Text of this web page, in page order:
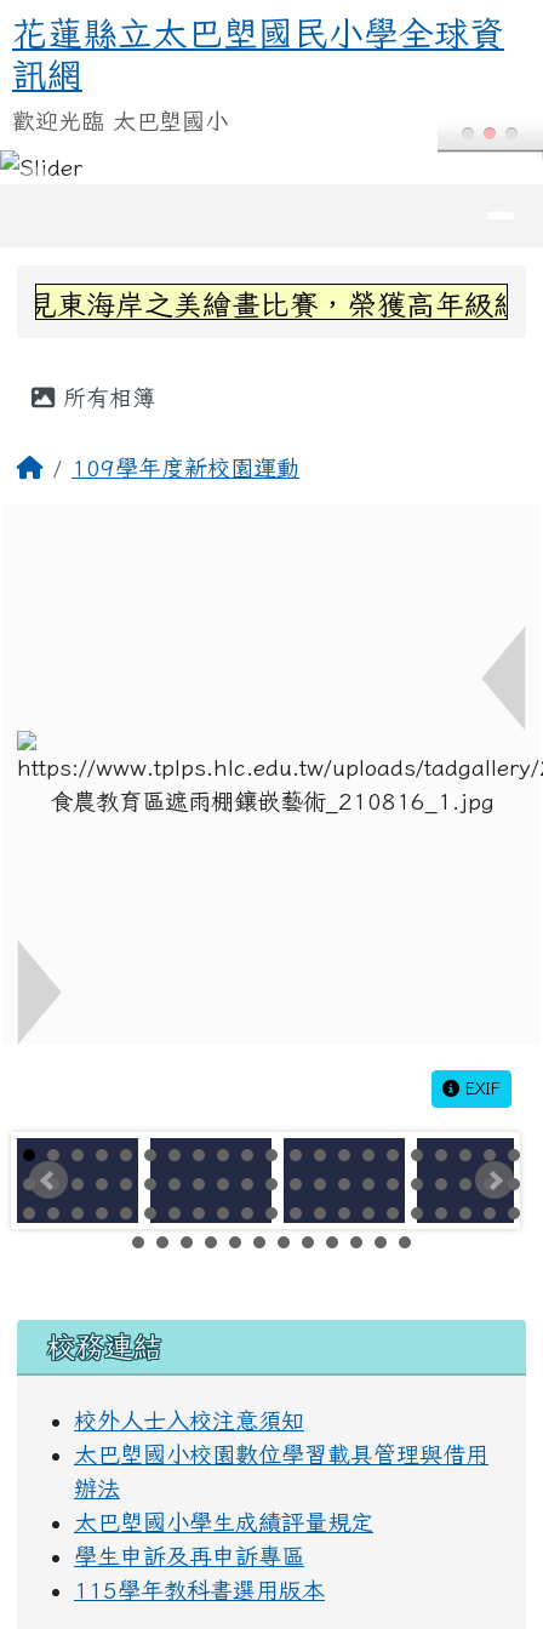
跳至主內容區
花蓮縣立太巴塱國民小學全球資訊
花蓮縣立太巴塱國民小學全球資
訊網
歡迎光臨 太巴塱國小
上中區域內容
海岸之美繪畫比賽，榮獲高年級組第
所有相簿
回首頁109學年度新校園運動
EXIF
左邊區域內容
校務連結
校外人士入校注意須知
太巴塱國小校園數位學習載具管理與借用
辦法
太巴塱國小學生成績評量規定
學生申訴及再申訴專區
115學年教科書選用版本